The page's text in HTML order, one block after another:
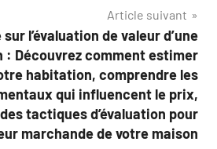
Article suivant
l’évaluation de valeur d’une
: Découvrez comment estimer
habitation, comprendre les
qui influencent le prix,
tactiques d’évaluation pour
marchande de votre maison